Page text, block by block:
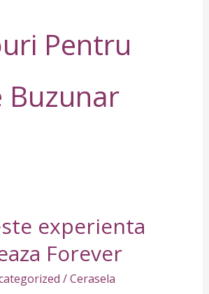
Pentru
Buzunar
experienta
Forever
/Cerasela